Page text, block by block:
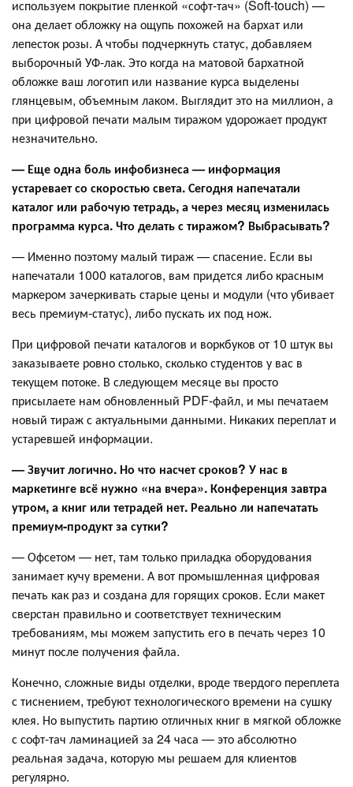
используем покрытие пленкой «софт-тач» (Soft-touch) —
она делает обложку на ощупь похожей на бархат или
лепесток розы. А чтобы подчеркнуть статус, добавляем
выборочный УФ-лак. Это когда на матовой бархатной
обложке ваш логотип или название курса выделены
глянцевым, объемным лаком. Выглядит это на миллион, а
при цифровой печати малым тиражом удорожает продукт
незначительно.
— Еще одна боль инфобизнеса — информация
устаревает со скоростью света. Сегодня напечатали
каталог или рабочую тетрадь, а через месяц изменилась
программа курса. Что делать с тиражом? Выбрасывать?
— Именно поэтому малый тираж — спасение. Если вы
напечатали 1000 каталогов, вам придется либо красным
маркером зачеркивать старые цены и модули (что убивает
весь премиум-статус), либо пускать их под нож.
При цифровой печати каталогов и воркбуков от 10 штук вы
заказываете ровно столько, сколько студентов у вас в
текущем потоке. В следующем месяце вы просто
присылаете нам обновленный PDF-файл, и мы печатаем
новый тираж с актуальными данными. Никаких переплат и
устаревшей информации.
— Звучит логично. Но что насчет сроков? У нас в
маркетинге всё нужно «на вчера». Конференция завтра
утром, а книг или тетрадей нет. Реально ли напечатать
премиум-продукт за сутки?
— Офсетом — нет, там только приладка оборудования
занимает кучу времени. А вот промышленная цифровая
печать как раз и создана для горящих сроков. Если макет
сверстан правильно и соответствует техническим
требованиям, мы можем запустить его в печать через 10
минут после получения файла.
Конечно, сложные виды отделки, вроде твердого переплета
с тиснением, требуют технологического времени на сушку
клея. Но выпустить партию отличных книг в мягкой обложке
с софт-тач ламинацией за 24 часа — это абсолютно
реальная задача, которую мы решаем для клиентов
регулярно.